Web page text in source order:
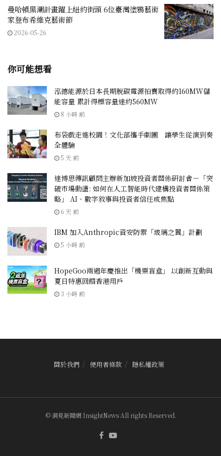
曼哈頓黑潮計畫躍上紐約街頭 6位臺灣塗鴉藝術
家登布希維克藝術節
2026-05-26
你可能想看
泓德能源於日本長期脫碳電源拍賣取得約160MW儲
能容量 累計得標容量達約560MW
8 小時 前
布袋戲走進校園！文化部攜手劇團 讓學生從演到奏
全體驗
5 天 前
達博思傳訊顧問主辦新加坡投資者關係研討會－「突
破市場動盪: 如何在人工智能時代建構投資者關係策
略」 AI、數字敘事與投資者信任成焦點
6 天 前
IBM 加入Anthropic資安防禦「玻璃之翼」計劃
5 小時 前
HopeGoo兩週年慶推出「機票盲盒」 以創新互動與
夏日特惠回饋香港用戶
3 小時 前
關於我們 使用者條款 隱私權政策
© 洞見新聞網 InsightNews All rights Reserved.